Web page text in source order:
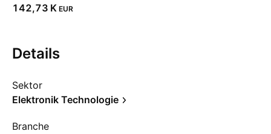
‪142,73 K‬ EUR
Details
Sektor
Elektronik Technologie
Branche